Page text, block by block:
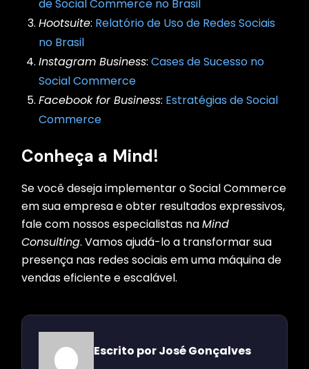
de Social Commerce no Brasil
Hootsuite: Relatório de Uso de Redes Sociais
no Brasil
Instagram Business: Cases de Sucesso no
Social Commerce
Facebook for Business: Estratégias de Social
Commerce
Conheça a Mind!
Se você deseja implementar o Social Commerce
em sua empresa e obter resultados expressivos,
fale com nossos especialistas naMind
Consulting. Vamos ajudá-lo a transformar sua
presença nas redes sociais em uma máquina de
vendas eficiente e escalável.
Escrito por José Gonçalves